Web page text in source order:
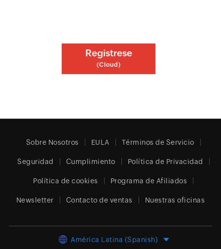
Registrese
(Cloud)
Sobre Nosotros EULA Términos de Servicio
Seguridad Cumplimiento Política de Privacidad
Política de cookies Programa de Afiliados
Newsletter Contacto de ventas Nuestras oficinas
América Latina (Spanish)